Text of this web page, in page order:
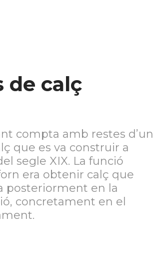
de calç
compta amb restes d’un
que es va construir a
segle XIX. La funció
era obtenir calç que
posteriorment en la
concretament en el